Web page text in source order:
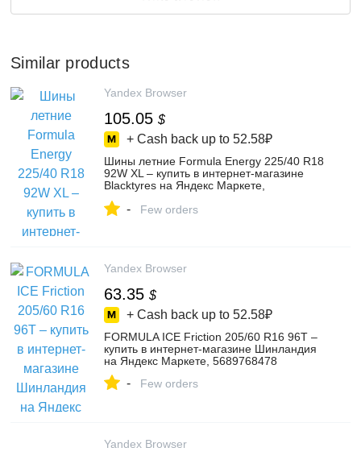
Similar products
Yandex Browser
105.05 $
+ Cash back up to 52.58₽
Шины летние Formula Energy 225/40 R18
92W XL – купить в интернет-магазине
Blacktyres на Яндекс Маркете,
- Few orders
Yandex Browser
63.35 $
+ Cash back up to 52.58₽
FORMULA ICE Friction 205/60 R16 96T –
купить в интернет-магазине Шинландия
на Яндекс Маркете, 5689768478
- Few orders
Yandex Browser